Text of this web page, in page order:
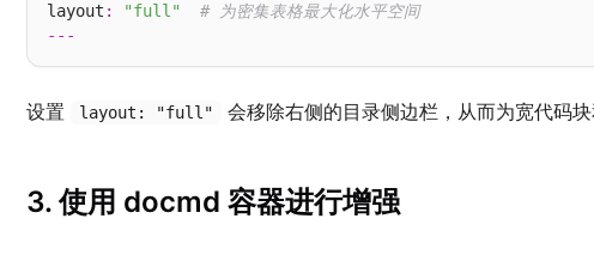
layout : "full"
# 为密集表格最大化水平空间
---
设置 layout: "full" 会移除右侧的目录侧边栏，从而为宽代码块
3. 使用 docmd 容器进行增强